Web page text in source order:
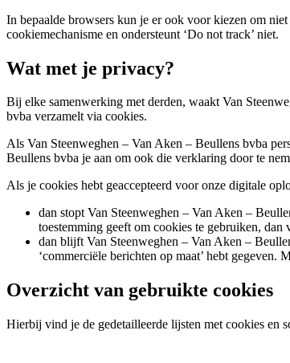
In bepaalde browsers kun je er ook voor kiezen om
cookiemechanisme en ondersteunt ‘Do not track’ niet.
Wat met je privacy?
Bij elke samenwerking met derden, waakt Van
bvba verzamelt via cookies.
Als Van Steenweghen – Van Aken – Beullens bvba
Beullens bvba je aan om ook die verklaring door te
Als je cookies hebt geaccepteerd voor onze digitale
dan stopt Van Steenweghen – Van Aken –
toestemming geeft om cookies te gebruiken,
dan blijft Van Steenweghen – Van Aken –
‘commerciële berichten op maat’ hebt
Overzicht van gebruikte cookies
Hierbij vind je de gedetailleerde lijsten met cookies en